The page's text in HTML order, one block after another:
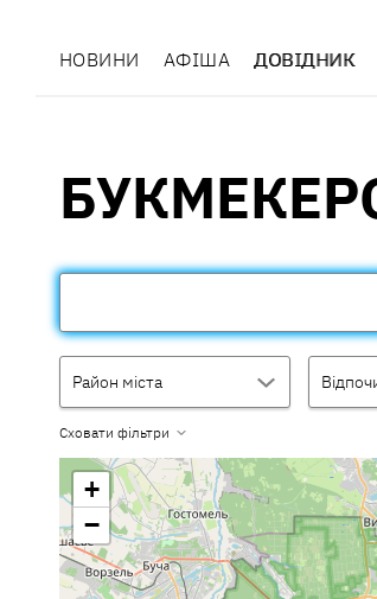
НОВИНИ АФІША ДОВІДНИК
Район міста
Сховати фільтри
+
−